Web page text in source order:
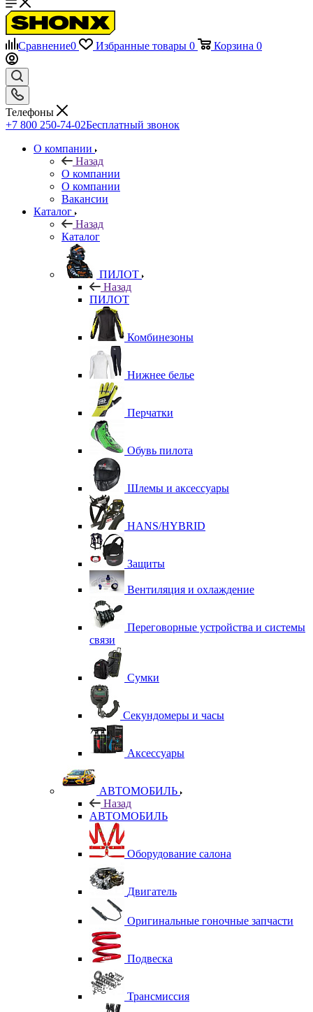
Сравнение0 Избранные товары 0 Корзина 0
Телефоны
+7 800 250-74-02Бесплатный звонок
О компании
Назад
О компании
О компании
Вакансии
Каталог
Назад
Каталог
ПИЛОТ
Назад
ПИЛОТ
Комбинезоны
Нижнее белье
Перчатки
Обувь пилота
Шлемы и аксессуары
HANS/HYBRID
Защиты
Вентиляция и охлаждение
Переговорные устройства и системы
связи
Сумки
Секундомеры и часы
Аксессуары
АВТОМОБИЛЬ
Назад
АВТОМОБИЛЬ
Оборудование салона
Двигатель
Оригинальные гоночные запчасти
Подвеска
Трансмиссия